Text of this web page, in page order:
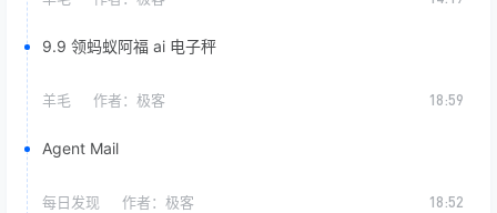
9.9 领蚂蚁阿福 ai 电子秤
羊毛 作者： 极客 18:59
Agent Mail
每日发现 作者： 极客 18:52